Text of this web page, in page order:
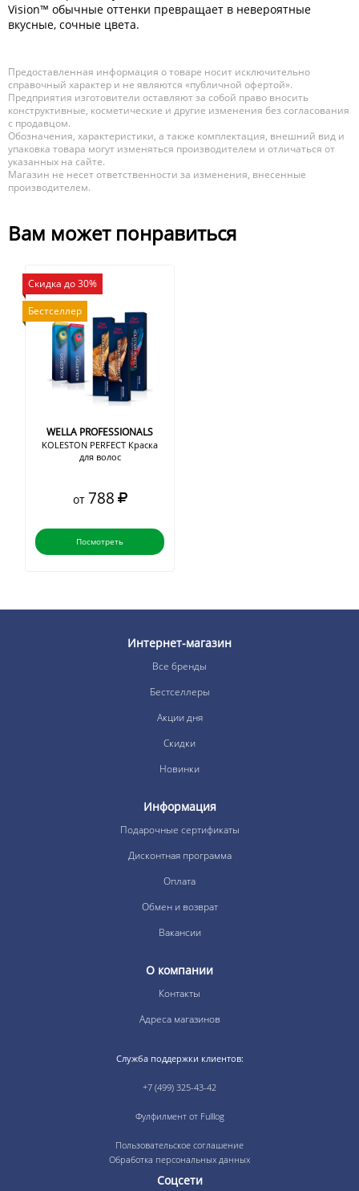
Vision™ обычные оттенки превращает в невероятные
вкусные, сочные цвета.
Предоставленная информация о товаре носит исключительно
справочный характер и не являются «публичной офертой».
Предприятия изготовители оставляют за собой право вносить
конструктивные, косметические и другие изменения без согласования
с продавцом.
Обозначения, характеристики, а также комплектация, внешний вид и
упаковка товара могут изменяться производителем и отличаться от
указанных на сайте.
Магазин не несет ответственности за изменения, внесенные
производителем.
Вам может понравиться
Скидка до 30%
Бестселлер
WELLA PROFESSIONALS
KOLESTON PERFECT Краска
для волос
от 788
Посмотреть
Интернет-магазин
Все бренды
Бестселлеры
Акции дня
Скидки
Новинки
Информация
Подарочные сертификаты
Дисконтная программа
Оплата
Обмен и возврат
Вакансии
О компании
Контакты
Адреса магазинов
Служба поддержки клиентов:
+7 (499) 325-43-42
Фулфилмент от Fulllog
Пользовательское соглашение
Обработка персональных данных
Соцсети